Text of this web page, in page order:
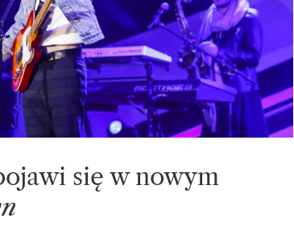
się w nowym